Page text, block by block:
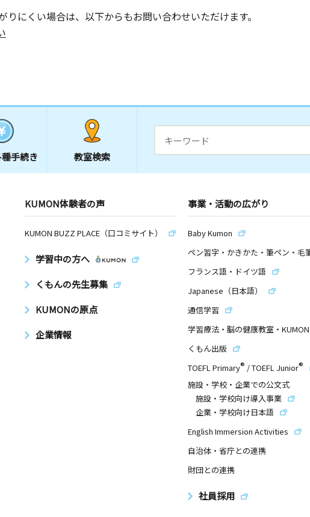
りにくい場合は、以下からもお問い合わせいただけます。
手続き 教室検索
KUMON体験者の声
KUMON BUZZ PLACE（口コミサイト）
学習中の方へ
くもんの先生募集
KUMONの原点
企業情報
事業・活動の広がり
Baby Kumon
ペン習字・かきかた・筆ペン・毛
フランス語・ドイツ語
Japanese（日本語）
通信学習
学習療法・脳の健康教室・
くもん出版
TOEFL Primary® /TOEFL Junior®
施設・学校・企業での公文式
施設・学校向け導入事業
企業・学校向け日本語
English Immersion Activities
自治体・省庁との連携
財団との連携
社員採用